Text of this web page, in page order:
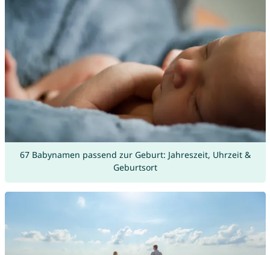
67 Babynamen passend zur Geburt: Jahreszeit, Uhrzeit &
Geburtsort